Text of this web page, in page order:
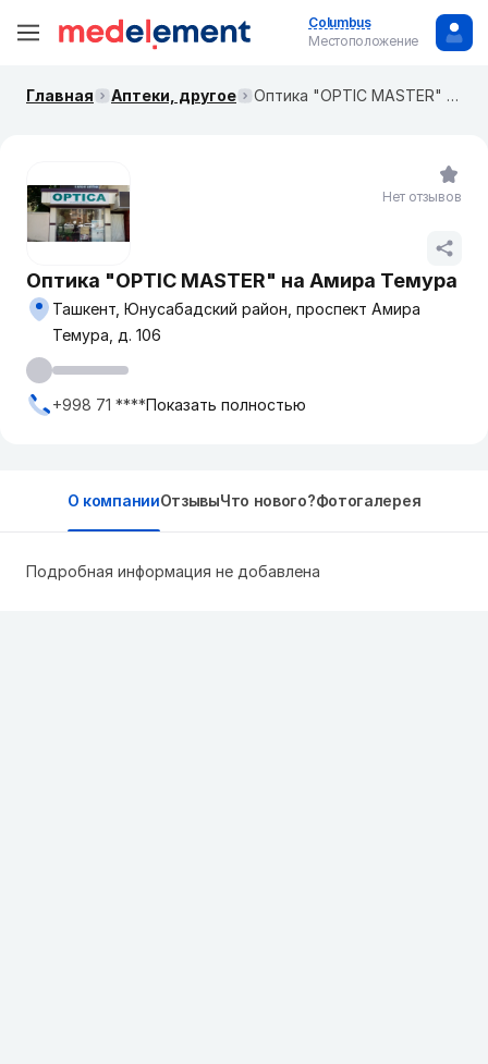
Columbus
Местоположение
Главная Аптеки, другое Оптика "OPTIC MASTER" на Амира Темура
Оптика "OPTIC MASTER" на Амира Темура
Ташкент, Юнусабадский район, проспект Амира
Темура, д. 106
+998 71 ****Показать полностью
Нет отзывов
О компанииОтзывыЧто нового?Фотогалерея
Подробная информация не добавлена